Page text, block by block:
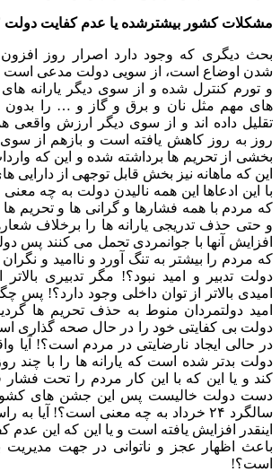
مشکلات کشور بیشترشده یا عدم کفایت دولت
بحث دیگری که وجود دارد اصرار روز
شدن اوضاع است، از سویی دولت مدعی است
و تورم کنترل شده و از سوی دیگر یارانه های
های مهم مثل نان و برق و گاز و … را بدون
تقلیل داده اند و از سوی دیگر ارزش واقعی
روز به روز کاهش یافته است و بازهم از
بخشی از تحریم ها برداشته شده و این که
این که ماهانه نیز بخش قابل توجهی از دارایی
با این ادعاها این همه نالیدن دولت به چه
که مردم با همه فشارها و گرانی ها و تحریم ها
و حتی حذف تدریجی یارانه ها را برخلاف
افزایش آنها با جوانمردی تحمل می کنند پس
که مردم را بیشتر به تنگ آورد و ناامید و
دولت تدبیر و امید نبود؟! مگر تدبیری
امیدی بالاتر از توان داخلی وجود دارد؟! پس
امید دولتمردان منوط به حذف تحریم ها
دولت بی کفایتی خود را در حال صحه گذاری
در حالی ایجاد نارضایتی در مردم است؟! آیا
دولت بدتر شده است که یارانه ها را با چند
کند و یا این که با این کار مردم را تحت فشار
دست دولت خالیست پس این جشن های
سالگرد ۲۴ خرداد به چه معنی است؟! آیا
اینقدر افزایش یافته است و یا این که این
باعث اظهار عجز و ناتوانی در جهت مدیریت
است؟!